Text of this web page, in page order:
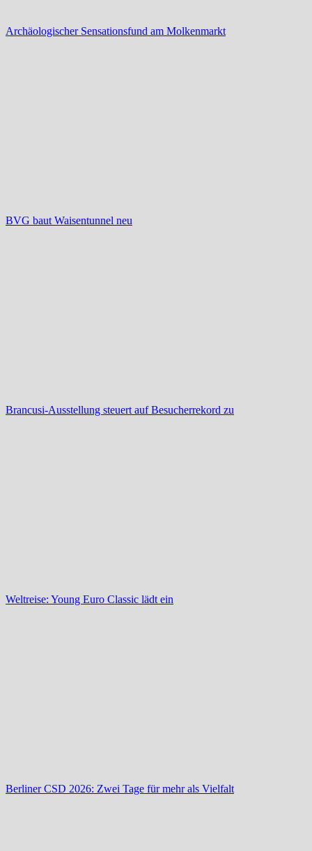
Archäologischer Sensationsfund am Molkenmarkt
BVG baut Waisentunnel neu
Brancusi-Ausstellung steuert auf Besucherrekord zu
Weltreise: Young Euro Classic lädt ein
Berliner CSD 2026: Zwei Tage für mehr als Vielfalt